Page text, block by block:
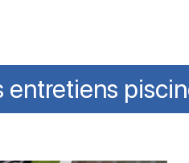
entretiens